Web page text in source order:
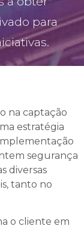
para
na captação
estratégia
segurança
diversas
tanto no
o cliente em